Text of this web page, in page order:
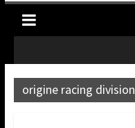
origine racing division